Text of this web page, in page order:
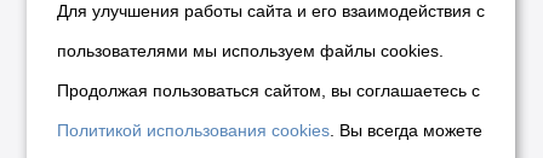
договора в мэрии, комиссии по
установлению особых условий
оплаты труда руководителям
Для улучшения работы сайта и его взаимодействия с
пользователями мы используем файлы cookies.
Продолжая пользоваться сайтом, вы соглашаетесь с
Политикой использования cookies . Вы всегда можете